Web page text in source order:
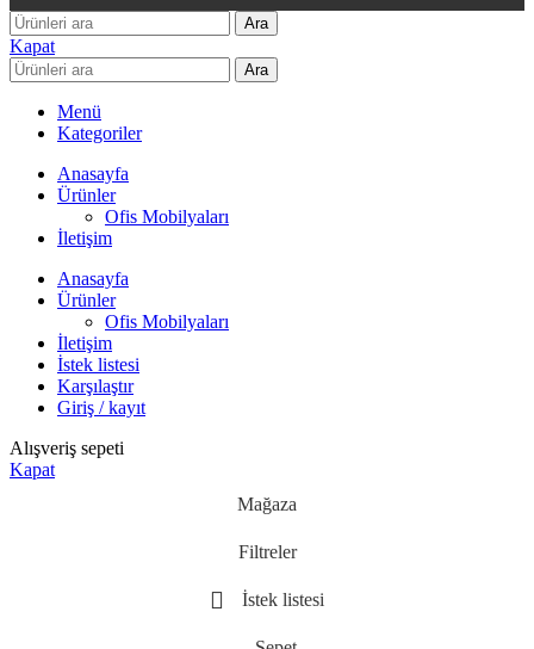
Ara
Kapat
Ara
Menü
Kategoriler
Anasayfa
Ürünler
Ofis Mobilyaları
İletişim
Anasayfa
Ürünler
Ofis Mobilyaları
İletişim
İstek listesi
Karşılaştır
Giriş / kayıt
Alışveriş sepeti
Kapat
Mağaza
Filtreler
İstek listesi